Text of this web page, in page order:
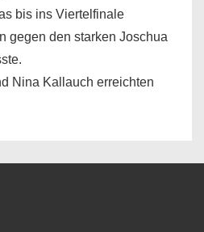
bis ins Viertelfinale
gegen den starken Joschua
Nina Kallauch erreichten